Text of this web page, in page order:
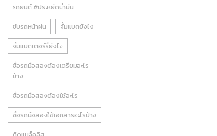
รถยนต์ #ประหยัดน้ำมัน
ขับรถหน้าฝน จั้มแบตยังไง
จั้มแบตเตอร์รี่ยังไง
ซื้อรถมือสองต้องเตรียมอะไร
บ้าง
ซื้อรถมือสองต้องใช้อะไร
ซื้อรถมือสองใช้เอกสารอะไรบ้าง